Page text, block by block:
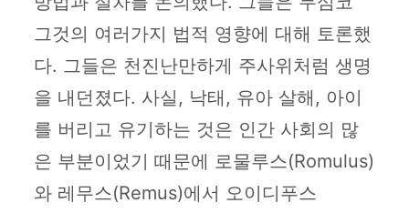
그것의 여러가지 법적 영향에 대해 토론했
다. 그들은 천진난만하게 주사위처럼 생명
을 내던졌다. 사실, 낙태, 유아 살해, 아이
를 버리고 유기하는 것은 인간 사회의 많
은 부분이었기 때문에 로물루스(Romulus)
와 레무스(Remus)에서 오이디푸스